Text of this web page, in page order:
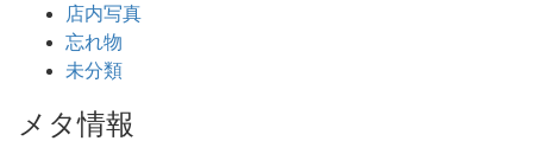
店内写真
忘れ物
未分類
メタ情報